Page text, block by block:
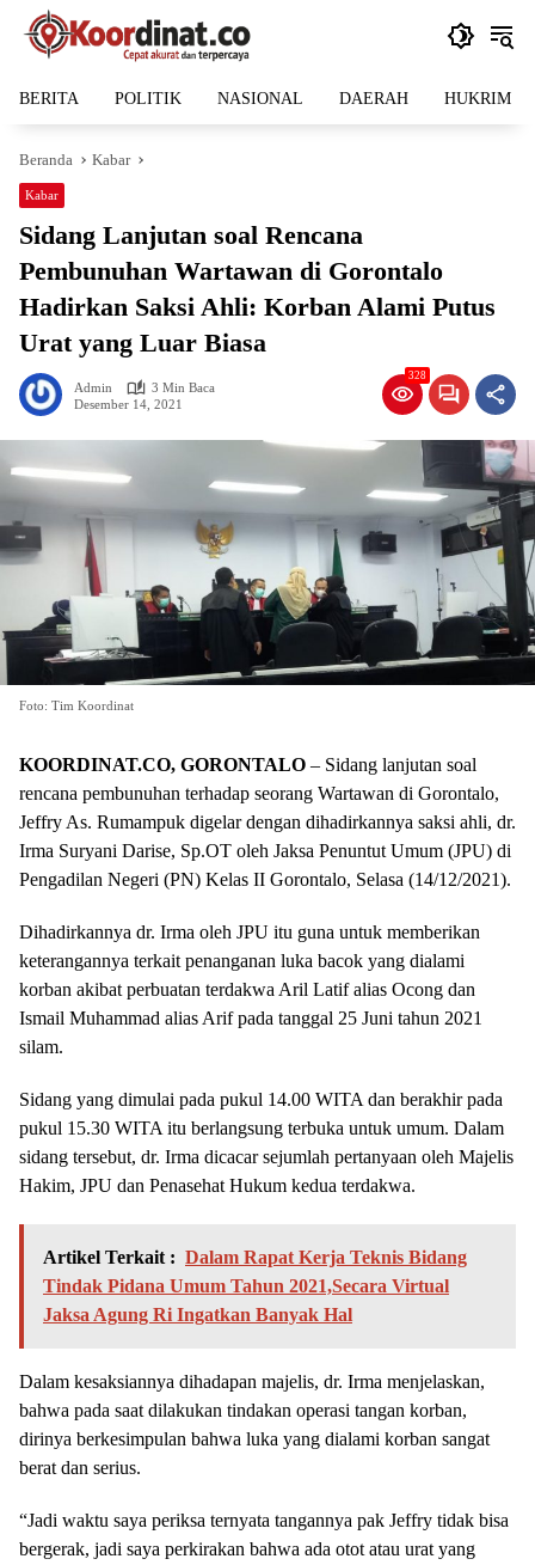
Langsung
BERITA POLITIK NASIONAL DAERAH HUKRIM
Beranda Kabar
Kabar
Sidang Lanjutan soal Rencana
Pembunuhan Wartawan di Gorontalo
Hadirkan Saksi Ahli: Korban Alami Putus
Urat yang Luar Biasa
Admin
3 Min Baca
Desember 14, 2021
328
Foto: Tim Koordinat
KOORDINAT.CO, GORONTALO – Sidang lanjutan soal
rencana pembunuhan terhadap seorang Wartawan di Gorontalo,
Jeffry As. Rumampuk digelar dengan dihadirkannya saksi ahli, dr.
Irma Suryani Darise, Sp.OT oleh Jaksa Penuntut Umum (JPU) di
Pengadilan Negeri (PN) Kelas II Gorontalo, Selasa (14/12/2021).
Dihadirkannya dr. Irma oleh JPU itu guna untuk memberikan
keterangannya terkait penanganan luka bacok yang dialami
korban akibat perbuatan terdakwa Aril Latif alias Ocong dan
Ismail Muhammad alias Arif pada tanggal 25 Juni tahun 2021
silam.
Sidang yang dimulai pada pukul 14.00 WITA dan berakhir pada
pukul 15.30 WITA itu berlangsung terbuka untuk umum. Dalam
sidang tersebut, dr. Irma dicacar sejumlah pertanyaan oleh Majelis
Hakim, JPU dan Penasehat Hukum kedua terdakwa.
Artikel Terkait : Dalam Rapat Kerja Teknis Bidang
Tindak Pidana Umum Tahun 2021,Secara Virtual
Jaksa Agung Ri Ingatkan Banyak Hal
Dalam kesaksiannya dihadapan majelis, dr. Irma menjelaskan,
bahwa pada saat dilakukan tindakan operasi tangan korban,
dirinya berkesimpulan bahwa luka yang dialami korban sangat
berat dan serius.
“Jadi waktu saya periksa ternyata tangannya pak Jeffry tidak bisa
bergerak, jadi saya perkirakan bahwa ada otot atau urat yang